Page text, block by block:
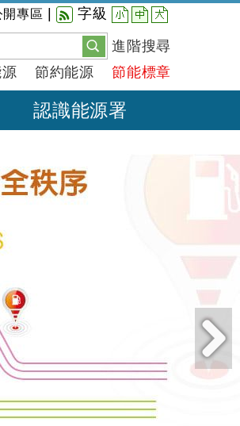
專區 字級 小 中 大
進階搜尋
節約能源 節能標章
認識能源署